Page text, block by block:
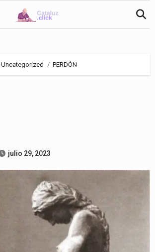
Uncategorized PERDÓN
julio 29, 2023